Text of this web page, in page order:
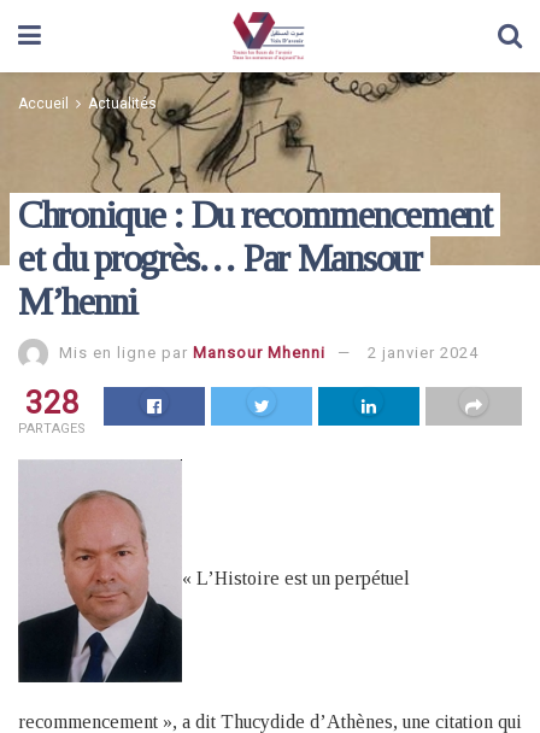
Accueil Actualités
Chronique : Du recommencement
et du progrès… Par Mansour
M’henni
Mis en ligne par Mansour Mhenni 2 janvier 2024
328
PARTAGES
« L’Histoire est un perpétuel
recommencement », a dit Thucydide d’Athènes, une citation qui